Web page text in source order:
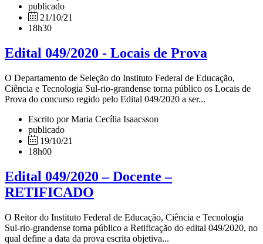
publicado
21/10/21
18h30
Edital 049/2020 - Locais de Prova
O Departamento de Seleção do Instituto Federal de Educação,
Ciência e Tecnologia Sul-rio-grandense torna público os Locais de
Prova do concurso regido pelo Edital 049/2020 a ser...
Escrito por Maria Cecília Isaacsson
publicado
19/10/21
18h00
Edital 049/2020 – Docente –
RETIFICADO
O Reitor do Instituto Federal de Educação, Ciência e Tecnologia
Sul-rio-grandense torna público a Retificação do edital 049/2020, no
qual define a data da prova escrita objetiva...